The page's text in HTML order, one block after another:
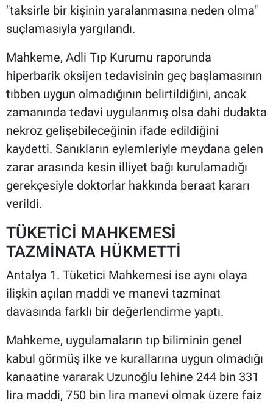
"taksirle bir kişinin yaralanmasına neden olma"
suçlamasıyla yargılandı.
Mahkeme, Adli Tıp Kurumu raporunda
hiperbarik oksijen tedavisinin geç başlamasının
tıbben uygun olmadığının belirtildiğini, ancak
zamanında tedavi uygulanmış olsa dahi dudakta
nekroz gelişebileceğinin ifade edildiğini
kaydetti. Sanıkların eylemleriyle meydana gelen
zarar arasında kesin illiyet bağı kurulamadığı
gerekçesiyle doktorlar hakkında beraat kararı
verildi.
TÜKETİCİ MAHKEMESİ
TAZMİNATA HÜKMETTİ
Antalya 1. Tüketici Mahkemesi ise aynı olaya
ilişkin açılan maddi ve manevi tazminat
davasında farklı bir değerlendirme yaptı.
Mahkeme, uygulamaların tıp biliminin genel
kabul görmüş ilke ve kurallarına uygun olmadığı
kanaatine vararak Uzunoğlu lehine 244 bin 331
lira maddi, 750 bin lira manevi olmak üzere faiz